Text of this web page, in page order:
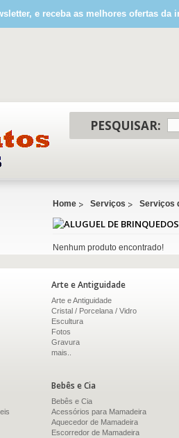
e receba as melhores ofertas da
PESQUISAR:
Home Serviços Serviços
Nenhum produto encontrado!
Arte e Antiguidade
Arte e Antiguidade
Cristal / Porcelana / Vidro
Escultura
Fotos
Gravura
mais..
Bebês e Cia
Bebês e Cia
Acessórios para Mamadeira
Aquecedor de Mamadeira
Escorredor de Mamadeira